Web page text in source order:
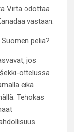
Virta odottaa
vastaan.
peliä?
jos
ottelussa.
eikä
Tehokas